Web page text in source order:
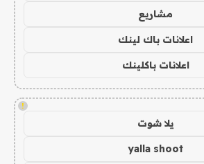
مشاريع
اعلانات باك لينك
اعلانات باكلينك
!
يلا شوت
yalla shoot